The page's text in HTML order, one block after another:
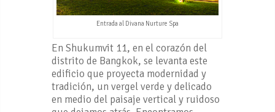
Entrada al Divana Nurture Spa
En Shukumvit 11, en el corazón del
distrito de Bangkok, se levanta este
edificio que proyecta modernidad y
tradición, un vergel verde y delicado
en medio del paisaje vertical y ruidoso